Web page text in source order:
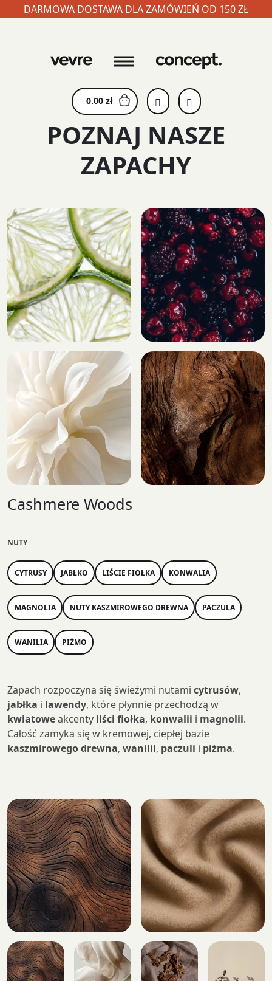
DARMOWA DOSTAWA DLA ZAMÓWIEŃ OD 150 ZŁ
0.00 zł
POZNAJ NASZE
ZAPACHY
Cashmere Woods
NUTY
CYTRUSY JABŁKO LIŚCIE FIOŁKA KONWALIA
MAGNOLIA NUTY KASZMIROWEGO DREWNA PACZULA
WANILIA PIŻMO
Zapach rozpoczyna się świeżymi nutami cytrusów,
jabłka i lawendy, które płynnie przechodzą w
kwiatoweakcenty liści fiołka, konwalii i magnolii.
Całość zamyka się w kremowej, ciepłej bazie
kaszmirowego drewna, wanilii, paczuli i piżma.